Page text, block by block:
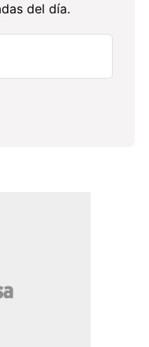
del día.